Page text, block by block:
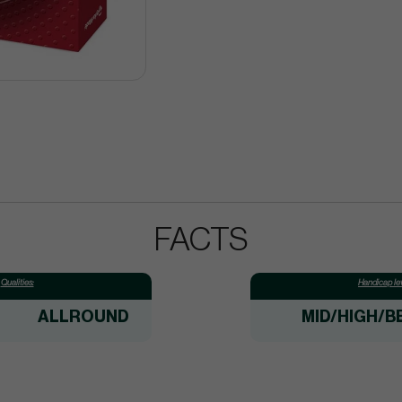
FACTS
Qualities:
ALLROUND
Handicap
MID/HIGH/